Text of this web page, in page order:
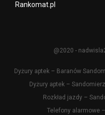
Rankomat.pl
@2020 -
Dyżury aptek – Baranów
Dyżury aptek – Sandomierz
Rozkład jazdy –
Telefony alarmowe